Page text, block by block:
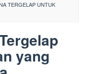
TERGELAP UNTUK
yang